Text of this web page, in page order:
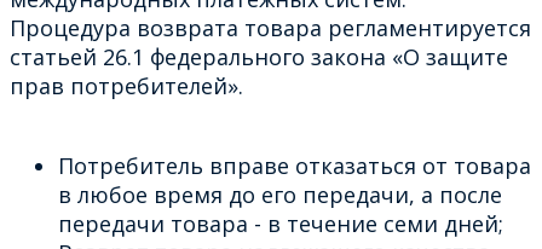
Процедура возврата товара регламентируется
статьей 26.1 федерального закона «О защите
прав потребителей».
Потребитель вправе отказаться от товара
в любое время до его передачи, а после
передачи товара - в течение семи дней;